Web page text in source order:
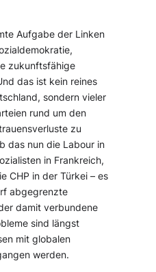
Aufgabe der Linken
zukunftsfähige
das ist kein reines
sondern vieler
rund um den
zu
das nun die Labour in
in Frankreich,
CHP in der Türkei – es
abgegrenzte
damit verbundene
sind längst
mit globalen
werden.